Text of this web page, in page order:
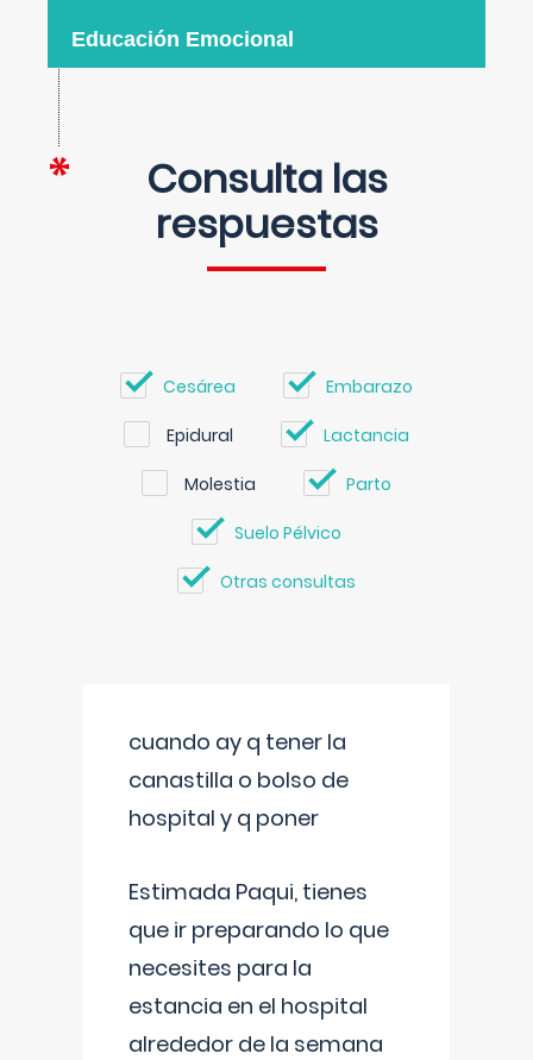
Educación Emocional
Consulta las
respuestas
Cesárea Embarazo
Epidural Lactancia
Molestia Parto
Suelo Pélvico
Otras consultas
cuando ay q tener la
canastilla o bolso de
hospital y q poner
Estimada Paqui, tienes
que ir preparando lo que
necesites para la
estancia en el hospital
alrededor de la semana